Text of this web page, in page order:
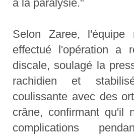
à la paralysie."
Selon Zaree, l'équipe
effectué l'opération a
discale, soulagé la
rachidien et
coulissante avec des
crâne, confirmant qu'il
complications